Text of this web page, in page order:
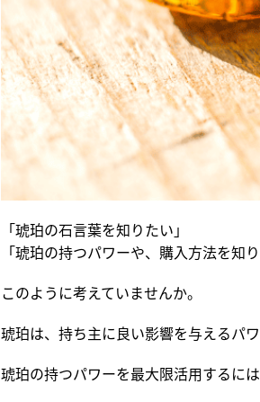
「琥珀の石言葉を知りたい」
「琥珀の持つパワーや、購入方法を知り
このように考えていませんか。
琥珀は、持ち主に良い影響を与えるパ
琥珀の持つパワーを最大限活用するに